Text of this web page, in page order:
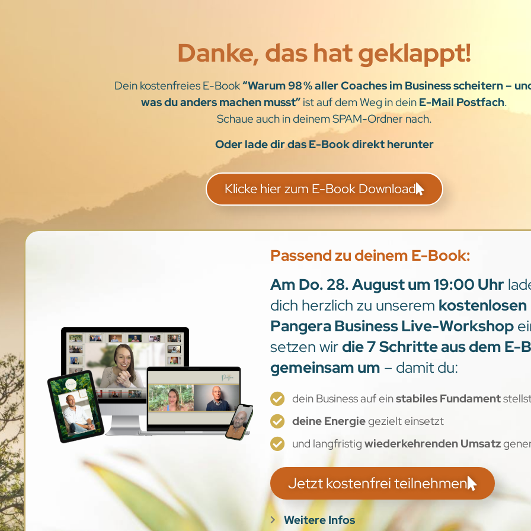
Danke, das hat geklappt!
Dein kostenfreies E-Book“Warum 98 % aller Coaches im Business scheitern –
was du anders machen musst”ist auf dem Weg in deinE-Mail Postfach.
Schaue auch in deinem SPAM-Ordner nach.
Oder lade dir das E-Book direkt herunter
Klicke hier zum E-Book Download
Passend zu deinem E-Book:
Am Do. 28. August um 19:00 Uhr
dich herzlich zu unserem kostenlosen
Pangera Business Live-Workshop
setzen wirdie 7 Schritte aus dem E-
gemeinsam um – damit du:
dein Business auf einstabiles Fundament
deine Energiegezielt einsetzt
und langfristigwiederkehrenden Umsatz
Jetzt kostenfrei teilnehmen
Weitere Infos